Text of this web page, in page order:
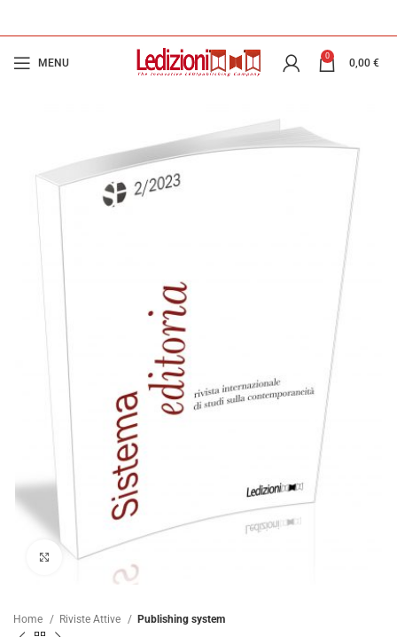
MENU
0
0,00 €
Click to enlarge
Home Riviste Attive Publishing system